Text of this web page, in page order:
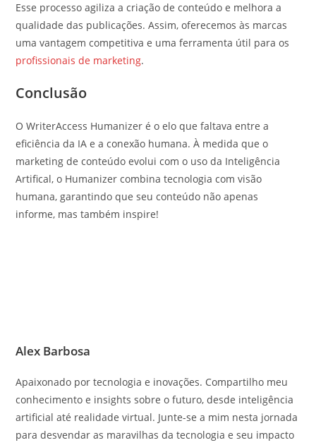
Esse processo agiliza a criação de conteúdo e melhora a
qualidade das publicações. Assim, oferecemos às marcas
uma vantagem competitiva e uma ferramenta útil para os
profissionais de marketing.
Conclusão
O WriterAccess Humanizer é o elo que faltava entre a
eficiência da IA e a conexão humana. À medida que o
marketing de conteúdo evolui com o uso da Inteligência
Artifical, o Humanizer combina tecnologia com visão
humana, garantindo que seu conteúdo não apenas
informe, mas também inspire!
Alex Barbosa
Apaixonado por tecnologia e inovações. Compartilho meu
conhecimento e insights sobre o futuro, desde inteligência
artificial até realidade virtual. Junte-se a mim nesta jornada
para desvendar as maravilhas da tecnologia e seu impacto